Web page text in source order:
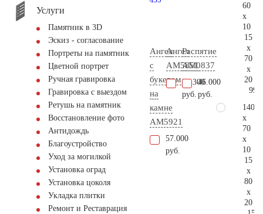
Услуги
Памятник в 3D
Эскиз - согласование
Портреты на памятник
Цветной портрет
Ручная гравировка
Гравировка с выездом
Ретушь на памятник
Восстановление фото
Антидождь
Благоустройство
Уход за могилкой
Установка оград
Установка цоколя
Укладка плитки
Ремонт и Реставрация
Ангел
с
букетом
на
камне
AM5921
57.000
руб.
Ангел
AM5851
20.300
руб.
Распятие
AM0837
46.000
руб.
60
x
10
15
x
70
x
20
140
x
70
x
10
15
x
80
x
20